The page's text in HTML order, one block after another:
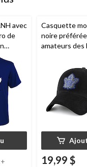
avec
de
Maple
Casquette
noire
amateurs des
19,99 $